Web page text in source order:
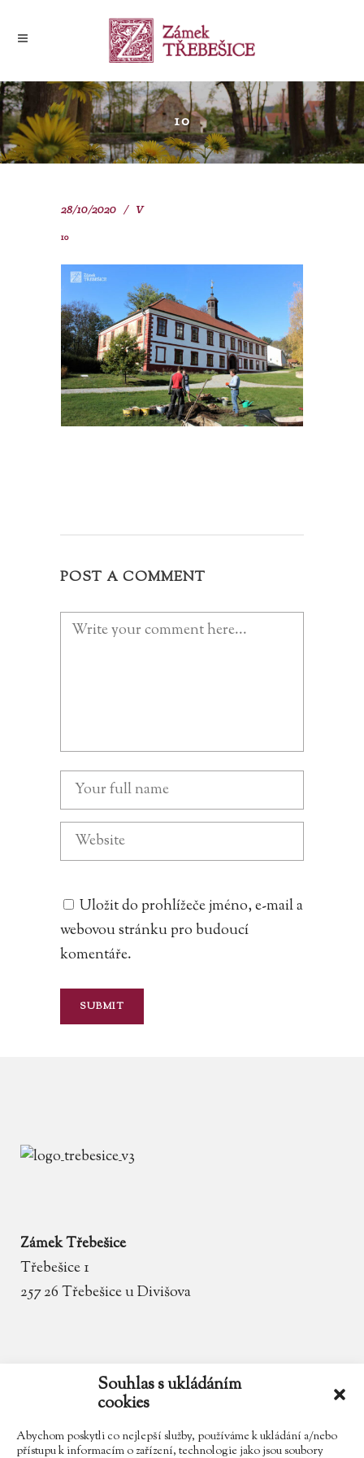
Souhlas s ukládáním
cookies
Abychom poskytli co nejlepší služby, používáme k ukládání a/nebo
přístupu k informacím o zařízení, technologie jako jsou soubory
10
28/10/2020 V
10
POST A COMMENT
Uložit do prohlížeče jméno, e-mail a
webovou stránku pro budoucí
komentáře.
Zámek Třebešice
Třebešice 1
257 26 Třebešice u Divišova
zamek.trebesice@volny.cz
602 354 467